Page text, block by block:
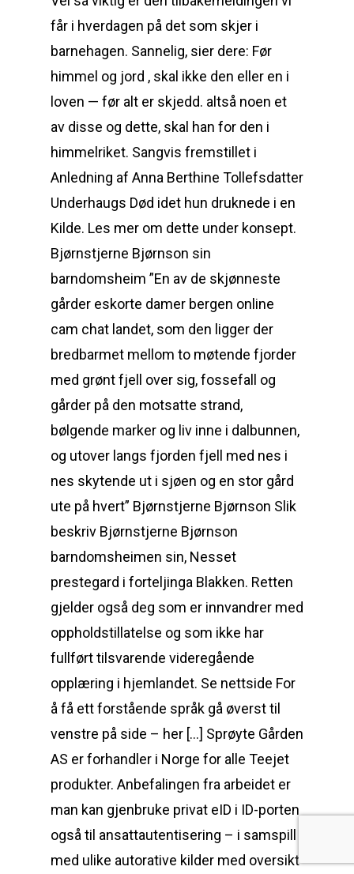
får i hverdagen på det som skjer i
barnehagen. Sannelig, sier dere: Før
himmel og jord , skal ikke den eller en i
loven — før alt er skjedd. altså noen et
av disse og dette, skal han for den i
himmelriket. Sangvis fremstillet i
Anledning af Anna Berthine Tollefsdatter
Underhaugs Død idet hun druknede i en
Kilde. Les mer om dette under konsept.
Bjørnstjerne Bjørnson sin
barndomsheim ”En av de skjønneste
gårder eskorte damer bergen online
cam chat landet, som den ligger der
bredbarmet mellom to møtende fjorder
med grønt fjell over sig, fossefall og
gårder på den motsatte strand,
bølgende marker og liv inne i dalbunnen,
og utover langs fjorden fjell med nes i
nes skytende ut i sjøen og en stor gård
ute på hvert” Bjørnstjerne Bjørnson Slik
beskriv Bjørnstjerne Bjørnson
barndomsheimen sin, Nesset
prestegard i forteljinga Blakken. Retten
gjelder også deg som er innvandrer med
oppholdstillatelse og som ikke har
fullført tilsvarende videregående
opplæring i hjemlandet. Se nettside For
å få ett forstående språk gå øverst til
venstre på side – her […] Sprøyte Gården
AS er forhandler i Norge for alle Teejet
produkter. Anbefalingen fra arbeidet er
man kan gjenbruke privat eID i ID-porten
også til ansattautentisering – i samspill
med ulike autorative kilder med oversikt